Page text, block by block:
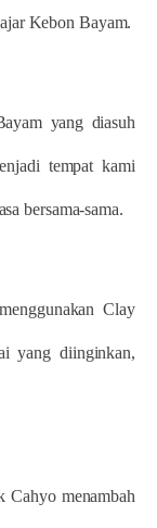
Kebon Bayam.
yang diasuh
tempat kami
bersama-sama.
Clay
yang diinginkan,
Cahyo menambah